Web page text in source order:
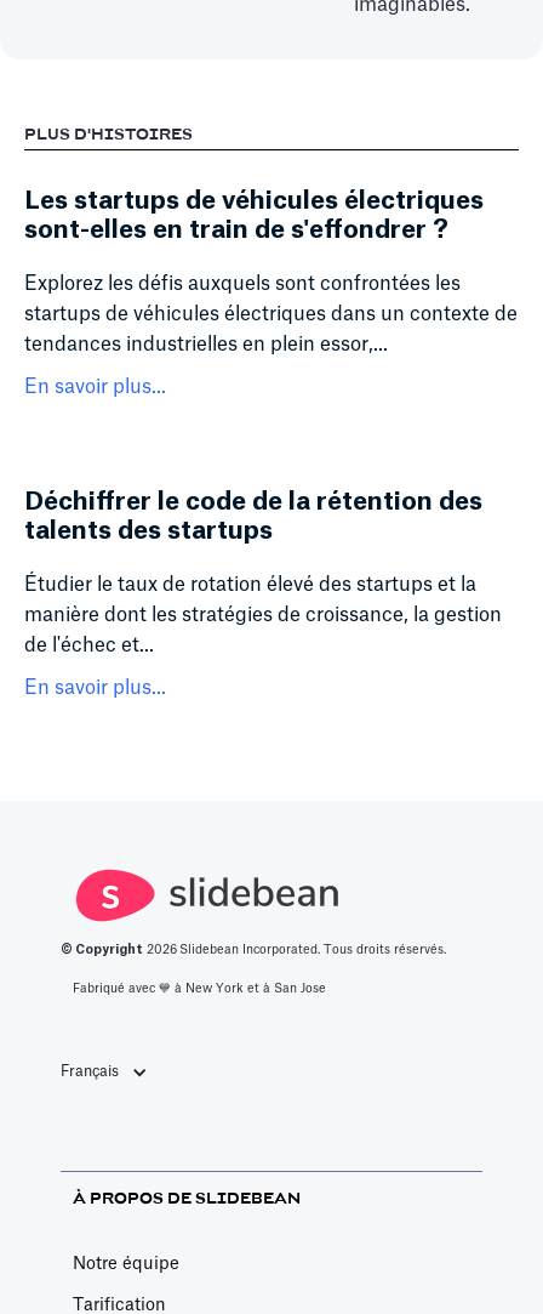
imaginables.
PLUS D'HISTOIRES
Les startups de véhicules électriques
sont-elles en train de s'effondrer ?
Explorez les défis auxquels sont confrontées les
startups de véhicules électriques dans un contexte de
tendances industrielles en plein essor,...
En savoir plus...
Déchiffrer le code de la rétention des
talents des startups
Étudier le taux de rotation élevé des startups et la
manière dont les stratégies de croissance, la gestion
de l'échec et...
En savoir plus...
© Copyright 2026 Slidebean Incorporated. Tous droits réservés.
Fabriqué avec 💙️ à New York et à San Jose
Français
À PROPOS DE SLIDEBEAN
Notre équipe
Tarification